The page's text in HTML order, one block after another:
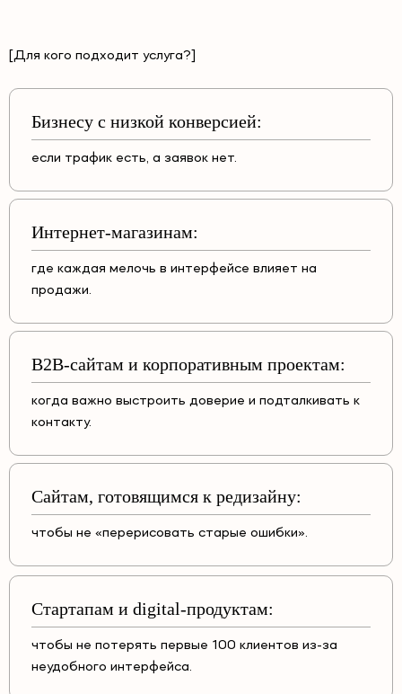
[Для кого подходит услуга?]
Бизнесу с низкой конверсией:
если трафик есть, а заявок нет.
Интернет-магазинам:
где каждая мелочь в интерфейсе влияет на
продажи.
B2B-сайтам и корпоративным проектам:
когда важно выстроить доверие и подталкивать к
контакту.
Сайтам, готовящимся к редизайну:
чтобы не «перерисовать старые ошибки».
Стартапам и digital-продуктам:
чтобы не потерять первые 100 клиентов из-за
неудобного интерфейса.